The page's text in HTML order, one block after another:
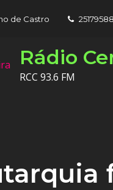
de Castro
Rádio
RCC 93.6 FM